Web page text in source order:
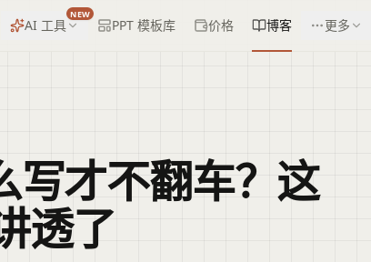
AI 工具
NEW
PPT 模板库 价格 博客 更多
写才不翻车？这
透了